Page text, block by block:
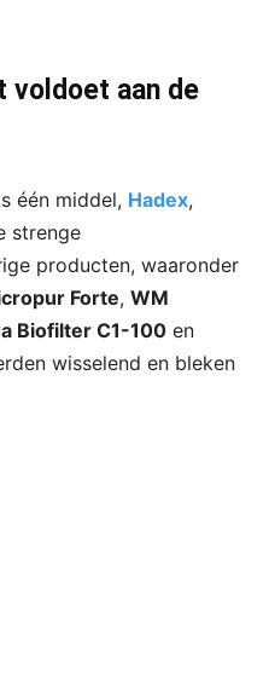
voldoet aan de
één middel, Hadex,
strenge
producten, waaronder
Forte, WM
Biofilter C1-100 en
wisselend en bleken